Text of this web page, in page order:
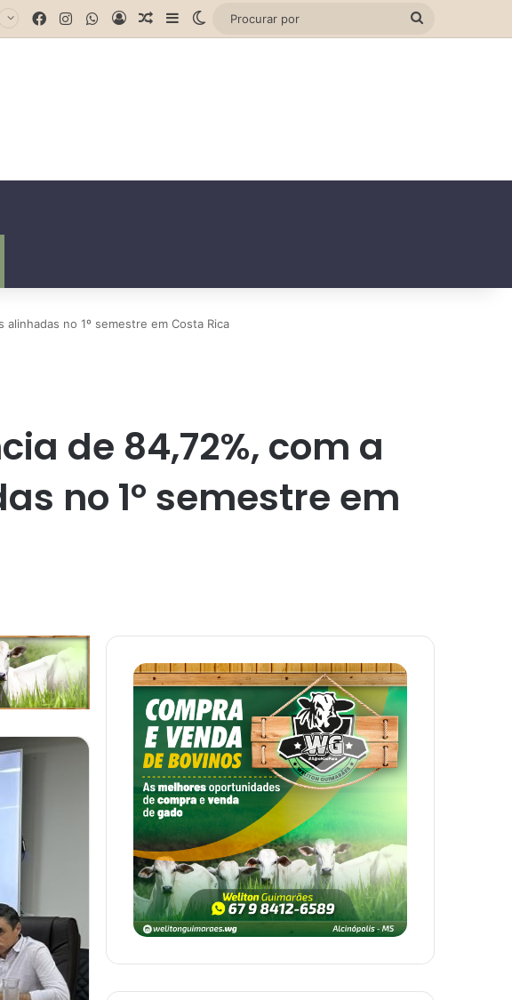
Facebook
InstagramWhatsApp
EntrarArtigo aleatório
Barra Lateral
Switch skin
no 1º semestre em Costa Rica
de 84,72%, com a
no 1º semestre em